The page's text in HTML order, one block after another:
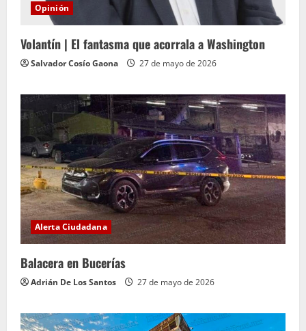
Opinión
Volantín | El fantasma que acorrala a Washington
Salvador Cosío Gaona 27 de mayo de 2026
Alerta Ciudadana
Balacera en Bucerías
Adrián De Los Santos 27 de mayo de 2026